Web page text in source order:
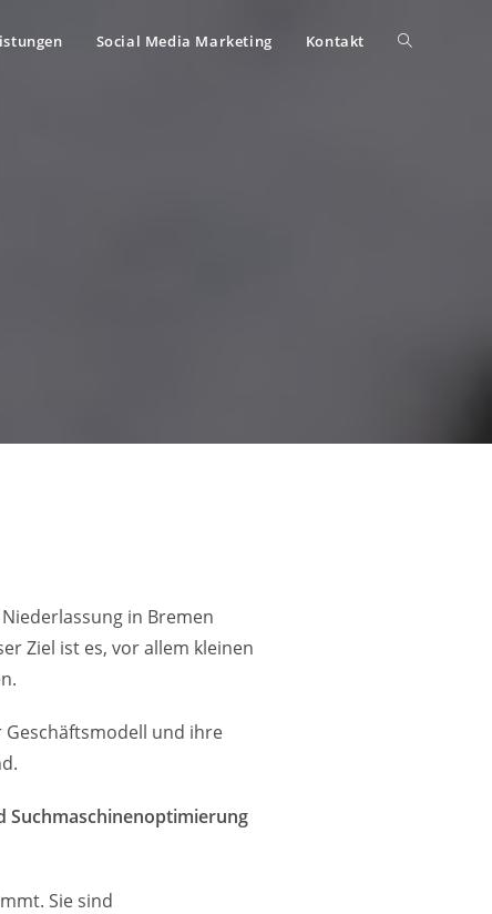
Social Media Marketing Kontakt
in Bremen
Ziel ist es, vor allem kleinen
Geschäftsmodell und ihre
Suchmaschinenoptimierung
Sie sind